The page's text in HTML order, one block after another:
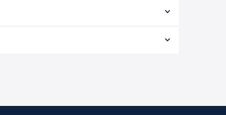
data desejada.
oferta para o seu roteiro.